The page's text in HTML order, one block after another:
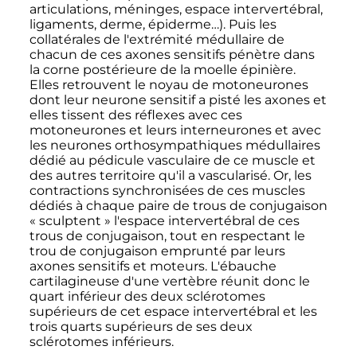
articulations, méninges, espace intervertébral,
ligaments, derme, épiderme…). Puis les
collatérales de l'extrémité médullaire de
chacun de ces axones sensitifs pénètre dans
la corne postérieure de la moelle épinière.
Elles retrouvent le noyau de motoneurones
dont leur neurone sensitif a pisté les axones et
elles tissent des réflexes avec ces
motoneurones et leurs interneurones et avec
les neurones orthosympathiques médullaires
dédié au pédicule vasculaire de ce muscle et
des autres territoire qu'il a vascularisé. Or, les
contractions synchronisées de ces muscles
dédiés à chaque paire de trous de conjugaison
« sculptent » l'espace intervertébral de ces
trous de conjugaison, tout en respectant le
trou de conjugaison emprunté par leurs
axones sensitifs et moteurs. L'ébauche
cartilagineuse d'une vertèbre réunit donc le
quart inférieur des deux sclérotomes
supérieurs de cet espace intervertébral et les
trois quarts supérieurs de ses deux
sclérotomes inférieurs.